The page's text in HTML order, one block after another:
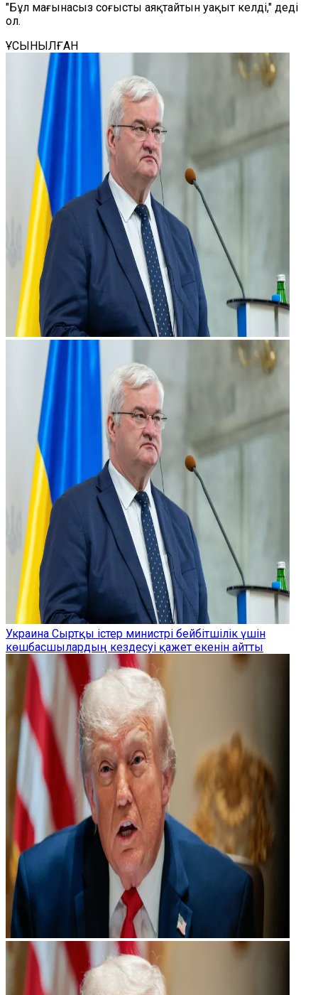
"Бұл мағынасыз соғысты аяқтайтын уақыт келді," деді
ол.
ҰСЫНЫЛҒАН
Украина Сыртқы істер министрі бейбітшілік үшін
көшбасшылардың кездесуі қажет екенін айтты